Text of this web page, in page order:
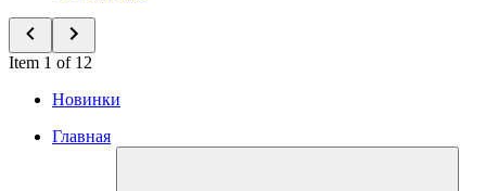
Item 1 of 12
Новинки
Главная